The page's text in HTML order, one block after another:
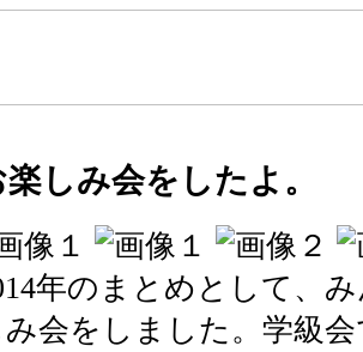
楽しみ会をしたよ。
年のまとめとして、
み会をしました。学級